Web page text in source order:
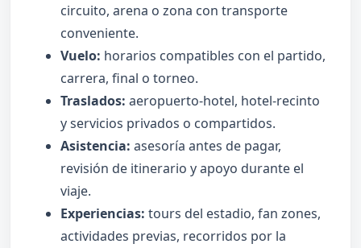
circuito, arena o zona con transporte
conveniente.
Vuelo: horarios compatibles con el partido,
carrera, final o torneo.
Traslados: aeropuerto-hotel, hotel-recinto
y servicios privados o compartidos.
Asistencia: asesoría antes de pagar,
revisión de itinerario y apoyo durante el
viaje.
Experiencias: tours del estadio, fan zones,
actividades previas, recorridos por la